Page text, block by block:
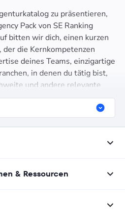
zu präsentieren,
Pack von SE Ranking
bitten wir dich, einen kurzen
der die Kernkompetenzen
deines Teams, einzigartige
in denen du tätig bist,
und andere relevante
& Ressourcen